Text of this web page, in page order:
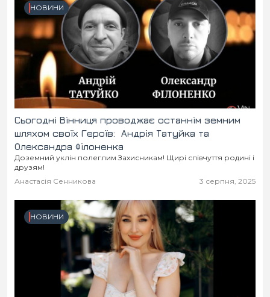
НОВИНИ
Сьогодні Вінниця проводжає останнім земним
шляхом своїх Героїв: Андрія Татуйка та
Олександра Філоненка
Доземний уклін полеглим Захисникам! Щирі співчуття родині і
друзям!
Анастасія Сенникова
3 серпня, 2025
НОВИНИ